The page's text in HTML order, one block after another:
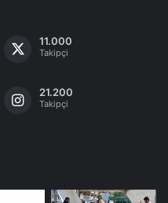
11.000
Takipçi
21.200
Takipçi